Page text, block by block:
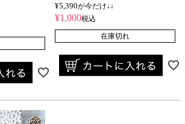
¥5,390が今だけ↓↓
¥1,000税込
在庫切れ